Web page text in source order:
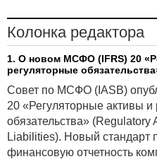
Колонка редактора
1. О новом МСФО (IFRS) 20
регуляторные
Совет по МСФО (IASB)
20 «Регуляторные активы и
обязательства»
Liabilities). Новый стандарт
финансовую отчетность